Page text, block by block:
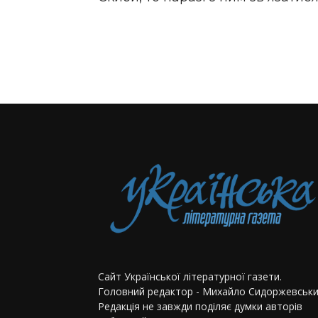
Сайт Української літературної газети.
Головний редактор - Михайло
Редакція не завжди поділяє думки авторів